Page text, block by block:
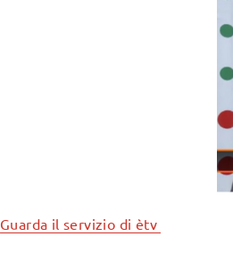
Guarda il servizio di ètv